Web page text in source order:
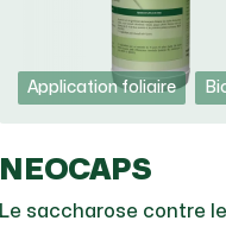
Application foliaire
NEOCAPS
Le saccharose contre le